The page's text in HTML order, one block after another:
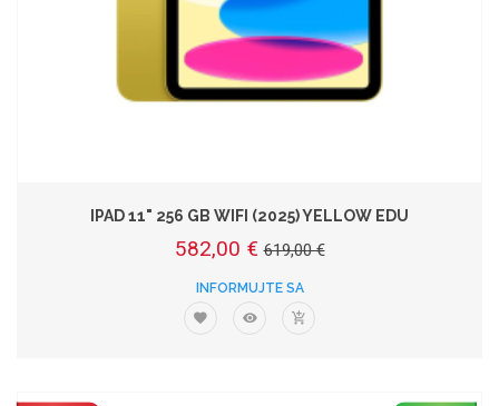
IPAD 11" 256 GB WIFI (2025) YELLOW EDU
582,00 € 619,00 €
INFORMUJTE SA